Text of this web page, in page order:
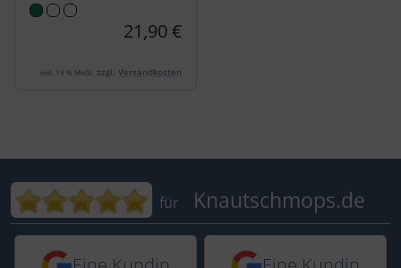
21,90 €
inkl. 19 % MwSt. zzgl. Versandkosten
Bewertungen für Knautschmops.de:
für Knautschmops.de
5 von 5 Sternen von einer Kundin vor
5 von 5 Sternen